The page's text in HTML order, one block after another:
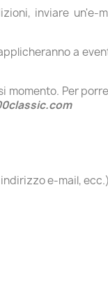
inviare un'e-
a
Per
e-mail,